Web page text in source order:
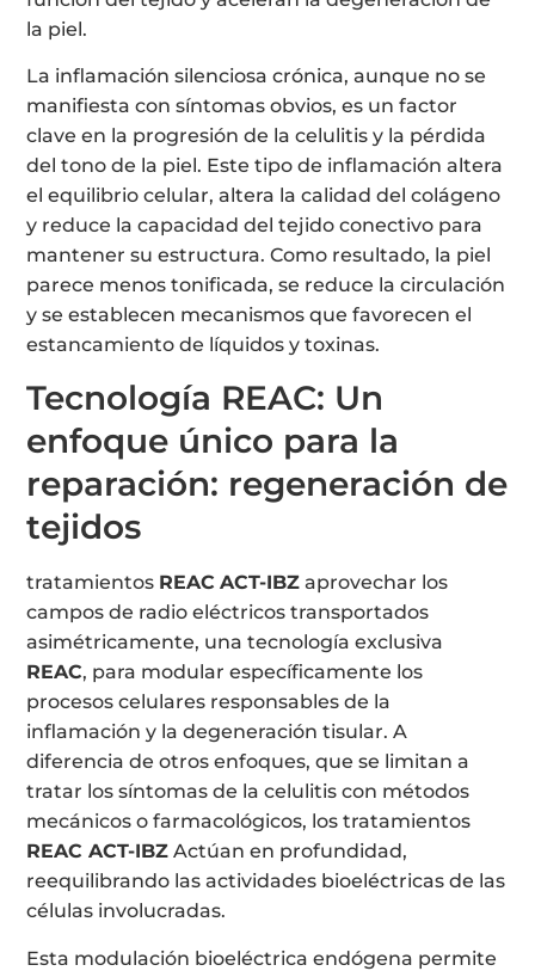
la piel.
La inflamación silenciosa crónica, aunque no se
manifiesta con síntomas obvios, es un factor
clave en la progresión de la celulitis y la pérdida
del tono de la piel. Este tipo de inflamación altera
el equilibrio celular, altera la calidad del colágeno
y reduce la capacidad del tejido conectivo para
mantener su estructura. Como resultado, la piel
parece menos tonificada, se reduce la circulación
y se establecen mecanismos que favorecen el
estancamiento de líquidos y toxinas.
Tecnología REAC: Un
enfoque único para la
reparación: regeneración de
tejidos
tratamientos REAC ACT-IBZ aprovechar los
campos de radio eléctricos transportados
asimétricamente, una tecnología exclusiva
REAC, para modular específicamente los
procesos celulares responsables de la
inflamación y la degeneración tisular. A
diferencia de otros enfoques, que se limitan a
tratar los síntomas de la celulitis con métodos
mecánicos o farmacológicos, los tratamientos
REAC ACT-IBZ Actúan en profundidad,
reequilibrando las actividades bioeléctricas de las
células involucradas.
Esta modulación bioeléctrica endógena permite